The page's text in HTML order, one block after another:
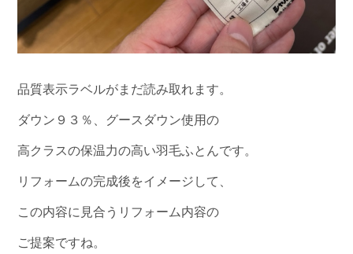
品質表示ラベルがまだ読み取れます。
ダウン９３％、グースダウン使用の
高クラスの保温力の高い羽毛ふとんです。
リフォームの完成後をイメージして、
この内容に見合うリフォーム内容の
ご提案ですね。